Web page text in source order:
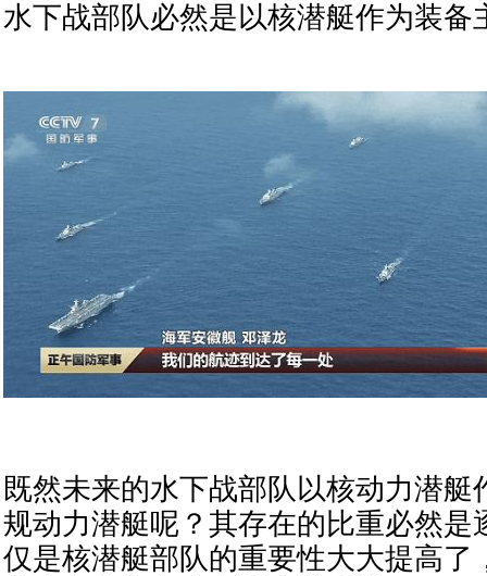
水下战部队必然是以核潜艇作为装备
既然未来的水下战部队以核动力潜艇
规动力潜艇呢？其存在的比重必然是
仅是核潜艇部队的重要性大大提高了